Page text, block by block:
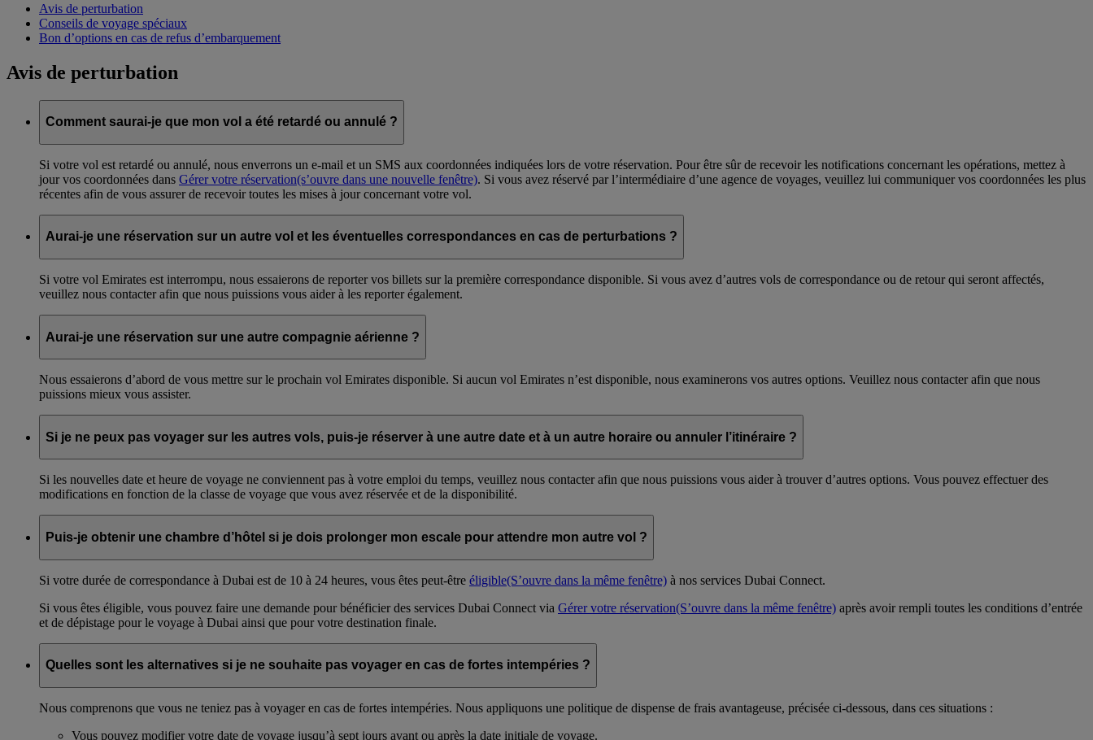
Avis de perturbation
Conseils de voyage spéciaux
Bon d’options en cas de refus d’embarquement
Avis de perturbation
Comment saurai-je que mon vol a été retardé ou annulé ?
Si votre vol est retardé ou annulé, nous enverrons un e-mail et un SMS aux coordonnées indiquées lors de votre réservation. Pour être sûr de recevoir les notifications concernant les opérations, mettez à
jour vos coordonnées dans Gérer votre réservation(s’ouvre dans une nouvelle fenêtre). Si vous avez réservé par l’intermédiaire d’une agence de voyages, veuillez lui communiquer vos coordonnées les plus
récentes afin de vous assurer de recevoir toutes les mises à jour concernant votre vol.
Aurai-je une réservation sur un autre vol et les éventuelles correspondances en cas de perturbations ?
Si votre vol Emirates est interrompu, nous essaierons de reporter vos billets sur la première correspondance disponible. Si vous avez d’autres vols de correspondance ou de retour qui seront affectés,
veuillez nous contacter afin que nous puissions vous aider à les reporter également.
Aurai-je une réservation sur une autre compagnie aérienne ?
Nous essaierons d’abord de vous mettre sur le prochain vol Emirates disponible. Si aucun vol Emirates n’est disponible, nous examinerons vos autres options. Veuillez nous contacter afin que nous
puissions mieux vous assister.
Si je ne peux pas voyager sur les autres vols, puis-je réserver à une autre date et à un autre horaire ou annuler l’itinéraire ?
Si les nouvelles date et heure de voyage ne conviennent pas à votre emploi du temps, veuillez nous contacter afin que nous puissions vous aider à trouver d’autres options. Vous pouvez effectuer des
modifications en fonction de la classe de voyage que vous avez réservée et de la disponibilité.
Puis-je obtenir une chambre d’hôtel si je dois prolonger mon escale pour attendre mon autre vol ?
Si votre durée de correspondance à Dubai est de 10 à 24 heures, vous êtes peut-être éligible(S’ouvre dans la même fenêtre) à nos services Dubai Connect.
Si vous êtes éligible, vous pouvez faire une demande pour bénéficier des services Dubai Connect via Gérer votre réservation(S’ouvre dans la même fenêtre) après avoir rempli toutes les conditions d’entrée
et de dépistage pour le voyage à Dubai ainsi que pour votre destination finale.
Quelles sont les alternatives si je ne souhaite pas voyager en cas de fortes intempéries ?
Nous comprenons que vous ne teniez pas à voyager en cas de fortes intempéries. Nous appliquons une politique de dispense de frais avantageuse, précisée ci-dessous, dans ces situations :
Vous pouvez modifier votre date de voyage jusqu’à sept jours avant ou après la date initiale de voyage.